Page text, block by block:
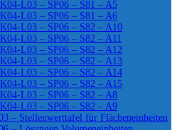
L03 – SP06 – S81 – A5
L03 – SP06 – S81 – A6
L03 – SP06 – S82 – A10
L03 – SP06 – S82 – A11
L03 – SP06 – S82 – A12
L03 – SP06 – S82 – A13
L03 – SP06 – S82 – A14
L03 – SP06 – S82 – A15
L03 – SP06 – S82 – A8
L03 – SP06 – S82 – A9
– Stellenwerttafel für Flächeneinheiten